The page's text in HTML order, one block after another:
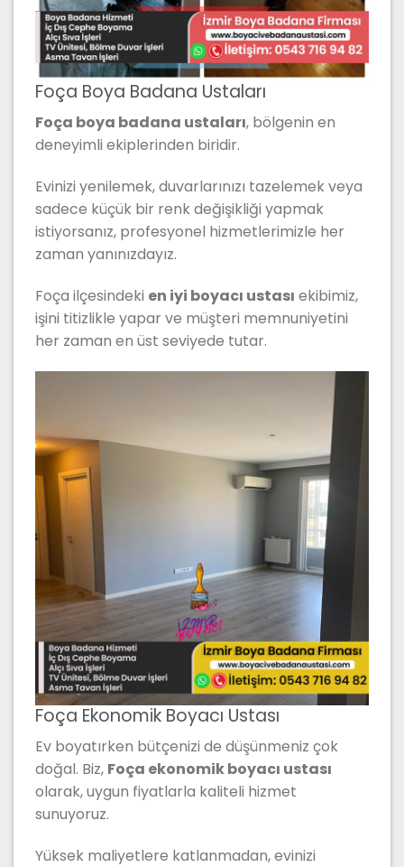
Foça Boya Badana Ustaları
Foça boya badana ustaları, bölgenin en
deneyimli ekiplerinden biridir.
Evinizi yenilemek, duvarlarınızı tazelemek veya
sadece küçük bir renk değişikliği yapmak
istiyorsanız, profesyonel hizmetlerimizle her
zaman yanınızdayız.
Foça ilçesindeki en iyi boyacı ustası ekibimiz,
işini titizlikle yapar ve müşteri memnuniyetini
her zaman en üst seviyede tutar.
Foça Ekonomik Boyacı Ustası
Ev boyatırken bütçenizi de düşünmeniz çok
doğal. Biz, Foça ekonomik boyacı ustası
olarak, uygun fiyatlarla kaliteli hizmet
sunuyoruz.
Yüksek maliyetlere katlanmadan, evinizi